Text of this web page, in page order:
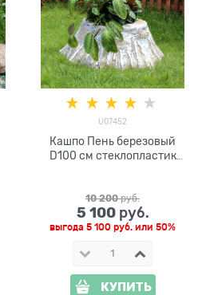
U07452
Кашпо Пень березовый
D100 см стеклопластик
10 200 руб.
5 100 руб.
выгода 5 100 руб. или 50%
КУПИТЬ